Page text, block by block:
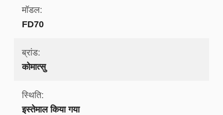
मॉडल:
FD70
ब्रांड:
कोमात्सु
स्थिति:
इस्तेमाल किया गया